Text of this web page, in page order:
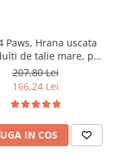
Paws, Hrana uscata
de talie mare, pui,
14kg
207,80 Lei
166,24 Lei
IN COS